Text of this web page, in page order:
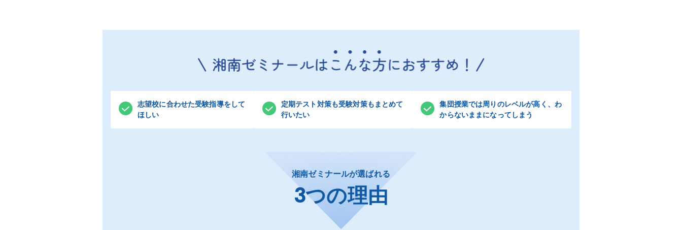
志望校に合わせた受験指導をして
ほしい
定期テスト対策も受験対策もまとめて
行いたい
集団授業では周りのレベルが高く、わ
からないままになってしまう
湘南ゼミナールが選ばれる
3つの理由